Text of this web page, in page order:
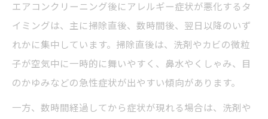
エアコンクリーニング後にアレルギー症状が悪化するタ
イミングは、主に掃除直後、数時間後、翌日以降のいず
れかに集中しています。掃除直後は、洗剤やカビの微粒
子が空気中に一時的に舞いやすく、鼻水やくしゃみ、目
のかゆみなどの急性症状が出やすい傾向があります。
一方、数時間経過してから症状が現れる場合は、洗剤や